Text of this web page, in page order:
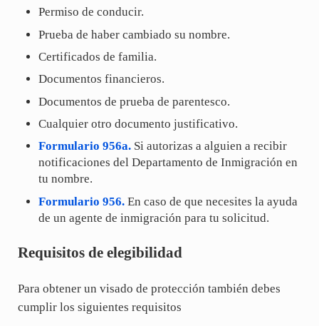
Permiso de conducir.
Prueba de haber cambiado su nombre.
Certificados de familia.
Documentos financieros.
Documentos de prueba de parentesco.
Cualquier otro documento justificativo.
Formulario 956a. Si autorizas a alguien a recibir
notificaciones del Departamento de Inmigración en
tu nombre.
Formulario 956. En caso de que necesites la ayuda
de un agente de inmigración para tu solicitud.
Requisitos de elegibilidad
Para obtener un visado de protección también debes
cumplir los siguientes requisitos